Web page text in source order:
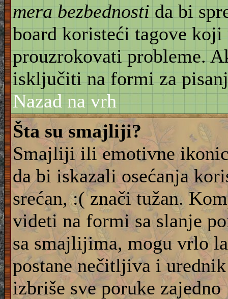
mera bezbednostida bi
board koristeći tagove
prouzrokovati probleme.
isključiti na formi za
Nazad na vrh
Šta su smajliji?
Smajliji ili emotivne
da bi iskazali osećanja
srećan, :( znači tužan.
videti na formi sa slanje
sa smajlijima, mogu vrlo
postane nečitljiva i
izbriše sve poruke zajedno